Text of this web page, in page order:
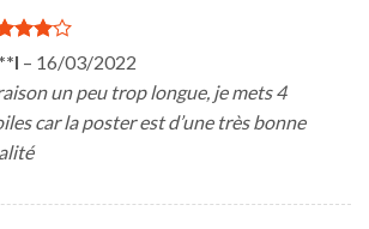
5
– 16/03/2022
un peu trop longue, je mets 4
car la poster est d’une très bonne